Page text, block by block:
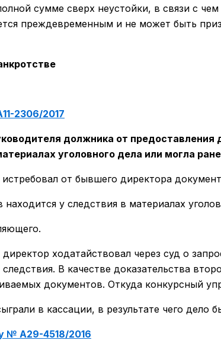
сумме сверх неустойки, в связи с
преждевременным и не может быть
2306/2017
должника от
уголовного дела или могла
от бывшего директора
у следствия в материалах
ходатайствовал через суд о
следствия. В качестве доказательства
документов. Откуда конкурсный
в кассации, в результате чего дело
№ А29-4518/2016